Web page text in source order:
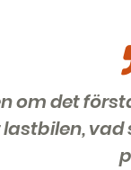
om det
vad